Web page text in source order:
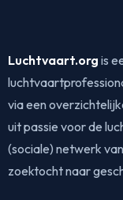
Luchtvaart.org is
via een
uit passie voor de
(sociale) netwerk
zoektocht naar